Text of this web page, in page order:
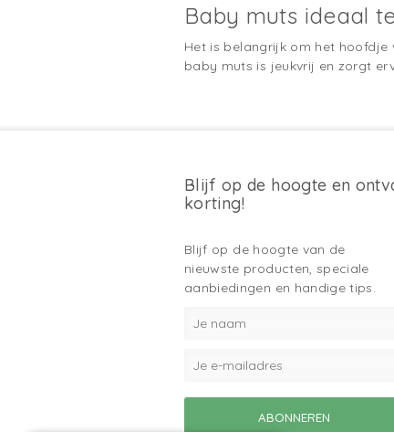
Baby muts ideaal
Het is belangrijk om het
baby muts is jeukvrij en zorgt
Blijf op de hoogte en
korting!
Blijf op de hoogte van de
nieuwste producten, speciale
aanbiedingen en handige tips.